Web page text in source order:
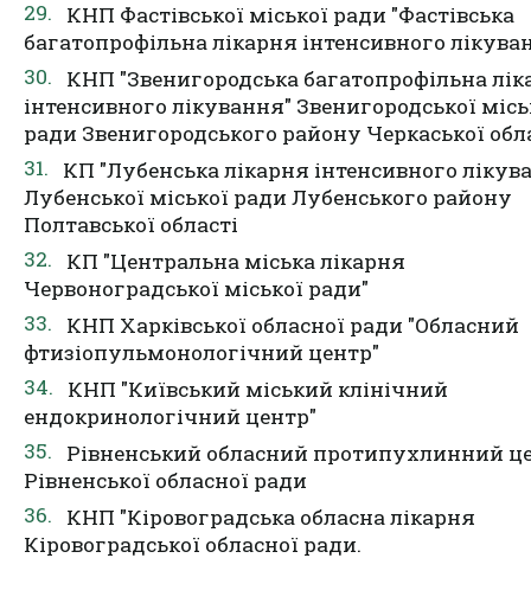
КНП Фастівської міської ради "Фастівська
багатопрофільна лікарня інтенсивного
КНП "Звенигородська багатопрофільна
інтенсивного лікування" Звенигородської
ради Звенигородського району Черкаської
КП "Лубенська лікарня інтенсивного
Лубенської міської ради Лубенського району
Полтавської області
КП "Центральна міська лікарня
Червоноградської міської ради"
КНП Харківської обласної ради "Обласний
фтизіопульмонологічний центр"
КНП "Київський міський клінічний
ендокринологічний центр"
Рівненський обласний протипухлинний
Рівненської обласної ради
КНП "Кіровоградська обласна лікарня
Кіровоградської обласної ради.